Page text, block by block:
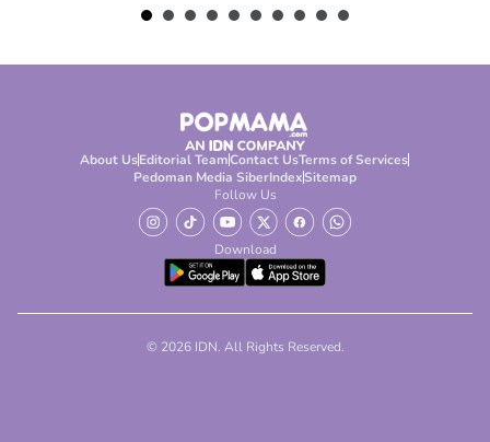
About UsEditorial TeamContact UsTerms of Services
Pedoman Media SiberIndexSitemap
Follow Us
Download
© 2026 IDN. All Rights Reserved.